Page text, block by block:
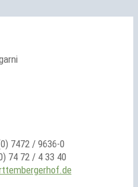
7472 / 9636-0
74 72 / 4 33 40